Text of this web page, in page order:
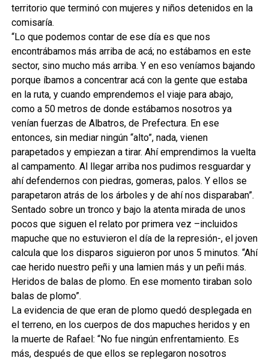
territorio que terminó con mujeres y niños detenidos en la
comisaría.
“Lo que podemos contar de ese día es que nos
encontrábamos más arriba de acá; no estábamos en este
sector, sino mucho más arriba. Y en eso veníamos bajando
porque íbamos a concentrar acá con la gente que estaba
en la ruta, y cuando emprendemos el viaje para abajo,
como a 50 metros de donde estábamos nosotros ya
venían fuerzas de Albatros, de Prefectura. En ese
entonces, sin mediar ningún “alto”, nada, vienen
parapetados y empiezan a tirar. Ahí emprendimos la vuelta
al campamento. Al llegar arriba nos pudimos resguardar y
ahí defendernos con piedras, gomeras, palos. Y ellos se
parapetaron atrás de los árboles y de ahí nos disparaban”.
Sentado sobre un tronco y bajo la atenta mirada de unos
pocos que siguen el relato por primera vez –incluidos
mapuche que no estuvieron el día de la represión-, el joven
calcula que los disparos siguieron por unos 5 minutos. “Ahí
cae herido nuestro peñi y una lamien más y un peñi más.
Heridos de balas de plomo. En ese momento tiraban solo
balas de plomo”.
La evidencia de que eran de plomo quedó desplegada en
el terreno, en los cuerpos de dos mapuches heridos y en
la muerte de Rafael: “No fue ningún enfrentamiento. Es
más, después de que ellos se replegaron nosotros